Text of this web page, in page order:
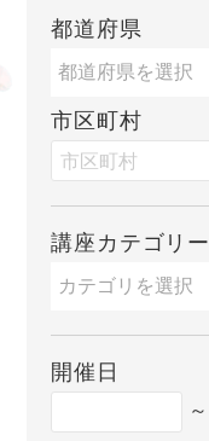
都道府県
市区町村
講座カテゴリー
開催日
～